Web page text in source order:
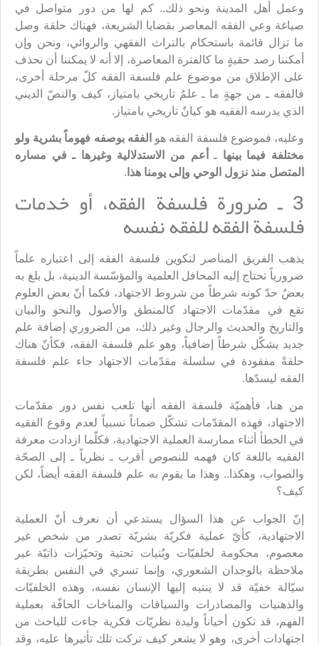
وعمل أهل المدينة ونحو ذلك.. كم لها من دور متواصل في
صياغة وعي الفقه المعاصر بقضايا الشريعة، فهناك حلقة وصل
ما تزال قائمة باستحكام بالتراث الفقهي والروائي، ونحن وإن
أمكننا رصد حقبةٍ ما كالفترة المعاصرة، إلا أنه لا يمكننا أن نحذف
على الإطلاق من موضوع علم فلسفة الفقه كلّ مرحلة أخرى،
فالفقه ـ من جهةٍ ما ـ علمٌ تاريخي بامتياز، كيف والنصّ الديني
الذي يدرسه الفقيه هو كيانٌ تاريخي بامتياز.
وعليه، فموضوع فلسفة الفقه هو الفقه بوصفه فهوماً بشرية ولو
مختلفة فيما بينها ـأعم من الاستدلالية وغيرها ـ في مساره
المتصل منذ نزول الوحي وإلى يومنا هذا .
3 ـ ضرورة فلسفة الفقه، أو خدمات
فلسفة الفقه للفقه نفسه
يذهب الفريق المناصر لتكوين فلسفة الفقه إلى اعتباره علماً
ضرورياً تحتاج إليه المحافل العلمية والمؤسّسة الدينية، بل بلغ به
بعضٌ حدّ كونه شرطاً من شروط الاجتهاد، فكما أنّ بعض العلوم
تقع في مقدّمات الاجتهاد كالمنطق والأصول والنحو والبيان
والتاريخ والحديث والرجال وغير ذلك، من الضروري إضافة علم
جديد يشكّل شرطاً إضافياً، وهو علم فلسفة الفقه، فكأنّ هناك
حلقةً مفقودة في سلسلة مقدّمات الاجتهاد جاء علم فلسفة
الفقه ليسدّها.
من هنا، فأهميّة فلسفة الفقه أنها تلعب نفس دور مقدّمات
الاجتهاد، فهذه المقدّمات تشكّل ضماناً نسبياً لعدم وقوع الفقيه
في الخطأ أثناء ممارسة العملية الاجتهادية، فكلّما ازدادت معرفة
الفقيه باللغة كان فهمه للنصوص أقرب ـ نظرياً ـ إلى الصحّة
والصواب، وهكذا.. وهذا ما يقوم به علم فلسفة الفقه أيضاً، لكن
كيف؟
إنّ الجواب عن هذا السؤال يستدعي أن نعرف أنّ العملية
الاجتهادية، كأيّ عملية فكريّة بشريّة تصدر من شخص غير
معصوم، محكومة لخلفيّات وبُنيات تحتية وتحيّزات ذاتيّة غير
ملاحظة بالوجدان الشعوري، وإنما تسري في النفس بطريقة
سيّالة خفيّة قد لا ينتبه إليها الإنسان نفسه، وهذه الخلفيّات
والذهنيات والمصادرات والسياقات والمناخات الحافّة بعملية
الفهم، قد تكون أحياناً وليدة نظريّات فكرية جاءت للباحث من
اجتهادات أخرى، وهو لا يشعر كيف تركت تلك تأثيرها عليه، وقد